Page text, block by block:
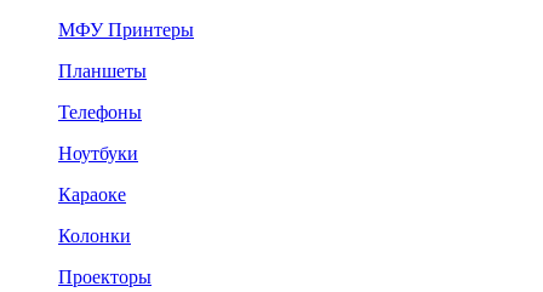
МФУ Принтеры
Планшеты
Телефоны
Ноутбуки
Караоке
Колонки
Проекторы